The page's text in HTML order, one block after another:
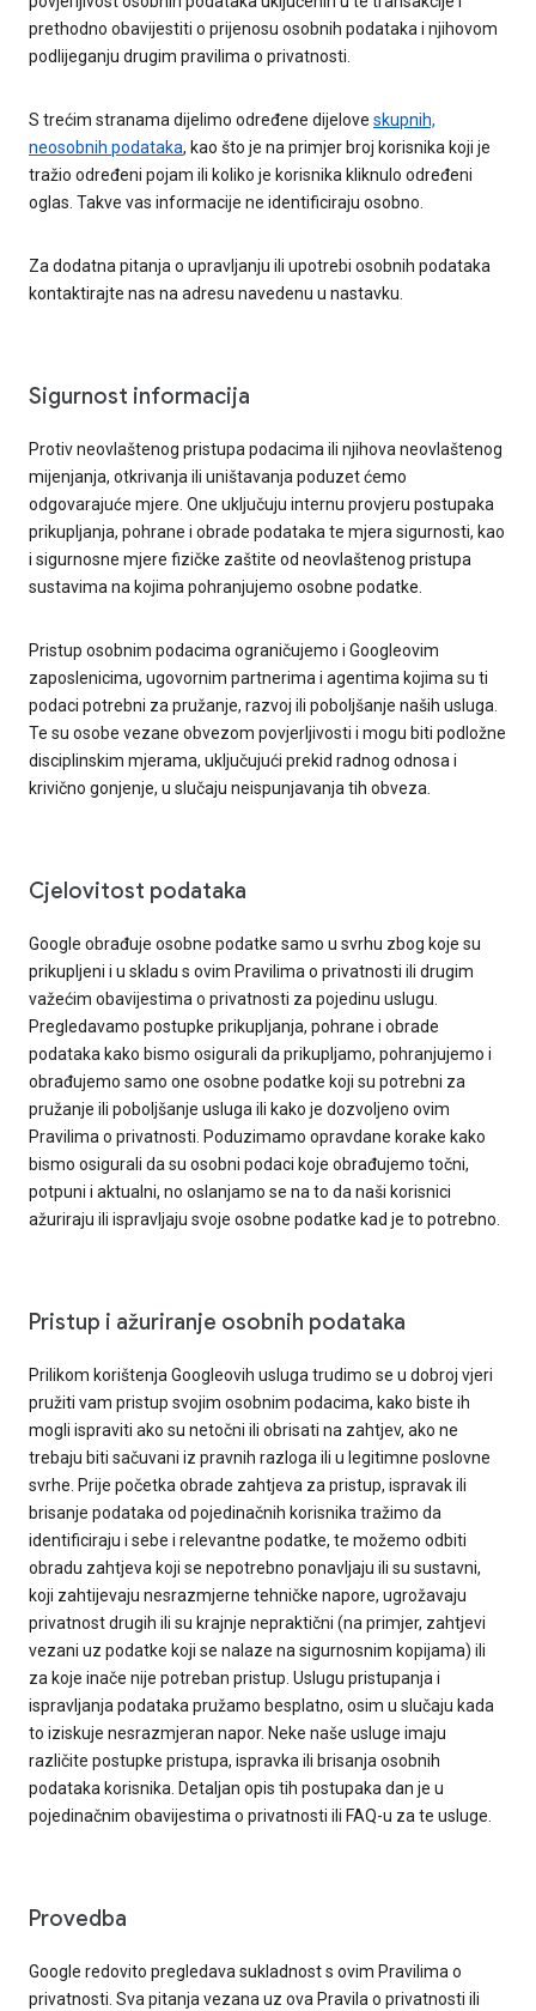
prethodno obavijestiti o prijenosu osobnih podataka i njihovom
podlijeganju drugim pravilima o privatnosti.
S trećim stranama dijelimo određene dijelove skupnih,
neosobnih podataka, kao što je na primjer broj korisnika koji je
tražio određeni pojam ili koliko je korisnika kliknulo određeni
oglas. Takve vas informacije ne identificiraju osobno.
Za dodatna pitanja o upravljanju ili upotrebi osobnih podataka
kontaktirajte nas na adresu navedenu u nastavku.
Sigurnost informacija
Protiv neovlaštenog pristupa podacima ili njihova neovlaštenog
mijenjanja, otkrivanja ili uništavanja poduzet ćemo
odgovarajuće mjere. One uključuju internu provjeru postupaka
prikupljanja, pohrane i obrade podataka te mjera sigurnosti, kao
i sigurnosne mjere fizičke zaštite od neovlaštenog pristupa
sustavima na kojima pohranjujemo osobne podatke.
Pristup osobnim podacima ograničujemo i Googleovim
zaposlenicima, ugovornim partnerima i agentima kojima su ti
podaci potrebni za pružanje, razvoj ili poboljšanje naših usluga.
Te su osobe vezane obvezom povjerljivosti i mogu biti podložne
disciplinskim mjerama, uključujući prekid radnog odnosa i
krivično gonjenje, u slučaju neispunjavanja tih obveza.
Cjelovitost podataka
Google obrađuje osobne podatke samo u svrhu zbog koje su
prikupljeni i u skladu s ovim Pravilima o privatnosti ili drugim
važećim obavijestima o privatnosti za pojedinu uslugu.
Pregledavamo postupke prikupljanja, pohrane i obrade
podataka kako bismo osigurali da prikupljamo, pohranjujemo i
obrađujemo samo one osobne podatke koji su potrebni za
pružanje ili poboljšanje usluga ili kako je dozvoljeno ovim
Pravilima o privatnosti. Poduzimamo opravdane korake kako
bismo osigurali da su osobni podaci koje obrađujemo točni,
potpuni i aktualni, no oslanjamo se na to da naši korisnici
ažuriraju ili ispravljaju svoje osobne podatke kad je to potrebno.
Pristup i ažuriranje osobnih podataka
Prilikom korištenja Googleovih usluga trudimo se u dobroj vjeri
pružiti vam pristup svojim osobnim podacima, kako biste ih
mogli ispraviti ako su netočni ili obrisati na zahtjev, ako ne
trebaju biti sačuvani iz pravnih razloga ili u legitimne poslovne
svrhe. Prije početka obrade zahtjeva za pristup, ispravak ili
brisanje podataka od pojedinačnih korisnika tražimo da
identificiraju i sebe i relevantne podatke, te možemo odbiti
obradu zahtjeva koji se nepotrebno ponavljaju ili su sustavni,
koji zahtijevaju nesrazmjerne tehničke napore, ugrožavaju
privatnost drugih ili su krajnje nepraktični (na primjer, zahtjevi
vezani uz podatke koji se nalaze na sigurnosnim kopijama) ili
za koje inače nije potreban pristup. Uslugu pristupanja i
ispravljanja podataka pružamo besplatno, osim u slučaju kada
to iziskuje nesrazmjeran napor. Neke naše usluge imaju
različite postupke pristupa, ispravka ili brisanja osobnih
podataka korisnika. Detaljan opis tih postupaka dan je u
pojedinačnim obavijestima o privatnosti ili FAQ-u za te usluge.
Provedba
Google redovito pregledava sukladnost s ovim Pravilima o
privatnosti. Sva pitanja vezana uz ova Pravila o privatnosti ili